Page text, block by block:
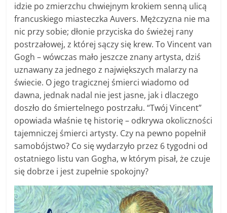
idzie po zmierzchu chwiejnym krokiem senną ulicą
francuskiego miasteczka Auvers. Mężczyzna nie ma
nic przy sobie; dłonie przyciska do świeżej rany
postrzałowej, z której sączy się krew. To Vincent van
Gogh – wówczas mało jeszcze znany artysta, dziś
uznawany za jednego z największych malarzy na
świecie. O jego tragicznej śmierci wiadomo od
dawna, jednak nadal nie jest jasne, jak i dlaczego
doszło do śmiertelnego postrzału. “Twój Vincent”
opowiada właśnie tę historię – odkrywa okoliczności
tajemniczej śmierci artysty. Czy na pewno popełnił
samobójstwo? Co się wydarzyło przez 6 tygodni od
ostatniego listu van Gogha, w którym pisał, że czuje
się dobrze i jest zupełnie spokojny?